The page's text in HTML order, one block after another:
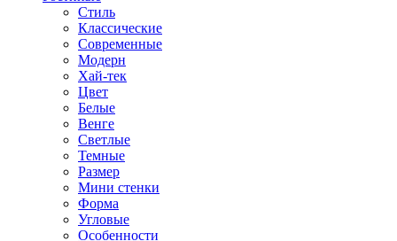
Стиль
Классические
Современные
Модерн
Хай-тек
Цвет
Белые
Венге
Светлые
Темные
Размер
Мини стенки
Форма
Угловые
Особенности